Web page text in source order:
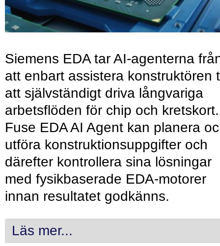
Siemens EDA tar AI-agenterna
att enbart assistera konstruktören
att självständigt driva långvariga
arbetsflöden för chip och kretskort.
Fuse EDA AI Agent kan planera
utföra konstruktionsuppgifter och
därefter kontrollera sina lösningar
med fysikbaserade EDA-motorer
innan resultatet godkänns.
Läs mer...